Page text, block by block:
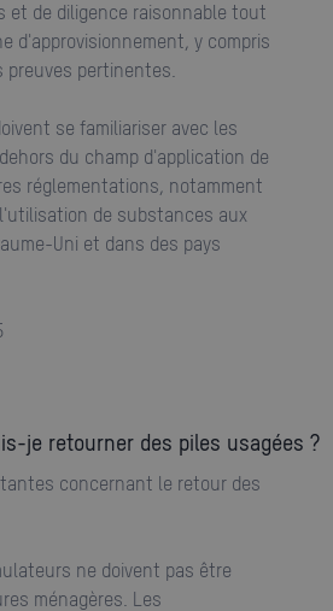
et de diligence raisonnable tout
d'approvisionnement, y compris
pertinentes.
du champ d'application de
réglementations, notamment
de substances aux
Uni et dans des pays
je retourner des piles usagées ?
ménagères. Les